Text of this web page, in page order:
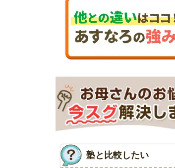
塾と比較したい